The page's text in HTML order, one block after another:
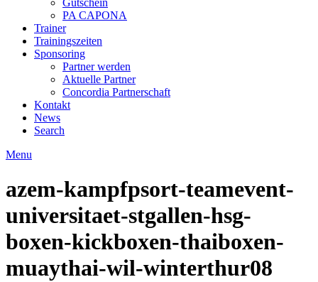
Gutschein
PA CAPONA
Trainer
Trainingszeiten
Sponsoring
Partner werden
Aktuelle Partner
Concordia Partnerschaft
Kontakt
News
Search
Menu
azem-kampfpsort-teamevent-
universitaet-stgallen-hsg-
boxen-kickboxen-thaiboxen-
muaythai-wil-winterthur08